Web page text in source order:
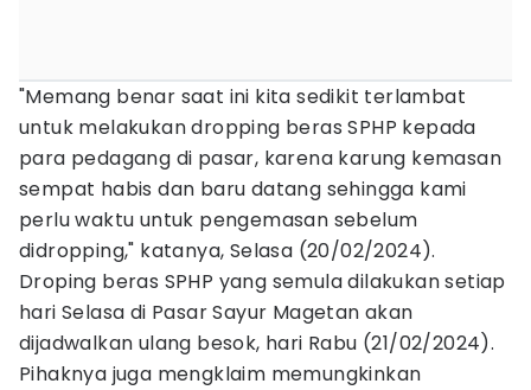
"Memang benar saat ini kita sedikit terlambat
untuk melakukan dropping beras SPHP kepada
para pedagang di pasar, karena karung kemasan
sempat habis dan baru datang sehingga kami
perlu waktu untuk pengemasan sebelum
didropping," katanya, Selasa (20/02/2024).
Droping beras SPHP yang semula dilakukan setiap
hari Selasa di Pasar Sayur Magetan akan
dijadwalkan ulang besok, hari Rabu (21/02/2024).
Pihaknya juga mengklaim memungkinkan